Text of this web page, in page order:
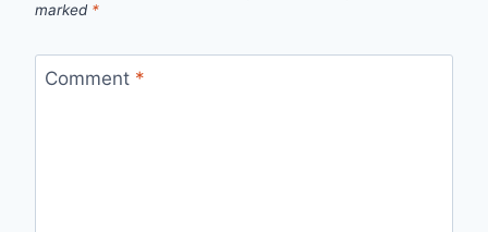
marked *
Comment *